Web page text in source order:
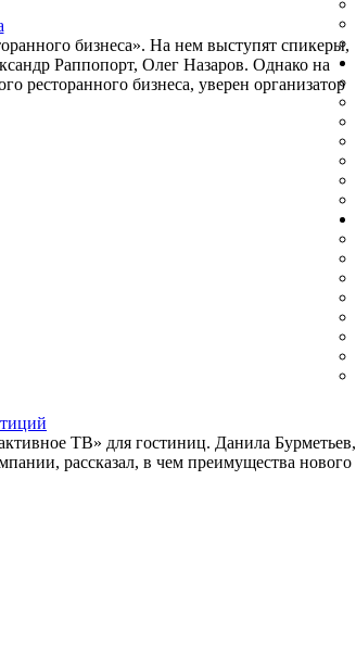
бизнеса». На нем выступят спикеры,
Раппопорт, Олег Назаров. Однако на
ресторанного бизнеса, уверен организатор
ТВ» для гостиниц. Данила Бурметьев,
рассказал, в чем преимущества нового